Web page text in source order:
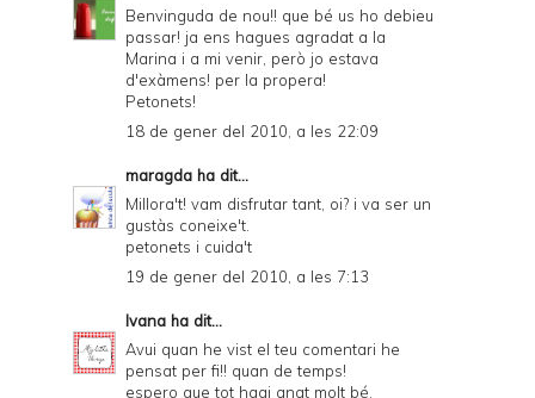
Benvinguda de nou!! que bé us ho debieu
passar! ja ens hagues agradat a la
Marina i a mi venir, però jo estava
d'exàmens! per la propera!
Petonets!
18 de gener del 2010, a les 22:09
maragda ha dit...
Millora't! vam disfrutar tant, oi? i va ser un
gustàs coneixe't.
petonets i cuida't
19 de gener del 2010, a les 7:13
Ivana ha dit...
Avui quan he vist el teu comentari he
pensat per fi!! quan de temps!
espero que tot hagi anat molt bé,